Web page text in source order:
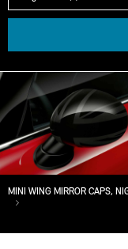
MINI WING MIRROR CAPS,